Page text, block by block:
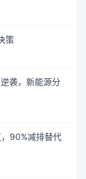
策
袭，新能源分
90%减排替代